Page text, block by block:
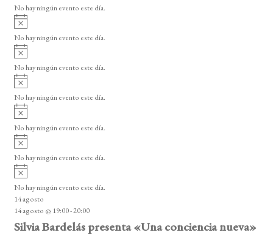
i
o
No hay ningún evento este día.
A
v
i
o
No hay ningún evento este día.
A
v
i
o
No hay ningún evento este día.
A
v
i
o
No hay ningún evento este día.
A
v
i
o
No hay ningún evento este día.
A
v
i
o
No hay ningún evento este día.
A
v
i
s
o
No hay ningún evento este día.
14 agosto
14 agosto @ 19:00-20:00
Silvia Bardelás presenta «Una conciencia nueva»